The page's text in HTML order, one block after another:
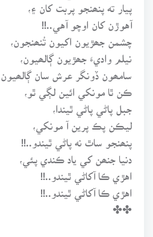
پيار ته پنھنجو پربت کان ۽،
آهوڙن کان اوچو آهي..!!
چشمن جھڙيون اکيون تُنھنجون،
نيلم واديءَ جھڙيون ڳالھيون،
سامھون ڏونگر عرش سان ڳالھيون،
ڪن ٿا مونکي ائين لڳي ٿو،
جبل پاڻي پاڻي ٿيندا،
ليڪن پڪ پرين آ مونکي،
پنھنجو ساٿ نه پاڻي ٿيندو..!!
دنيا جنھن کي ياد ڪندي پئي،
اهڙي ڪا آکاڻي ٿيندو..!!
اهڙي ڪا آکاڻي ٿيندو..!!
✤✤